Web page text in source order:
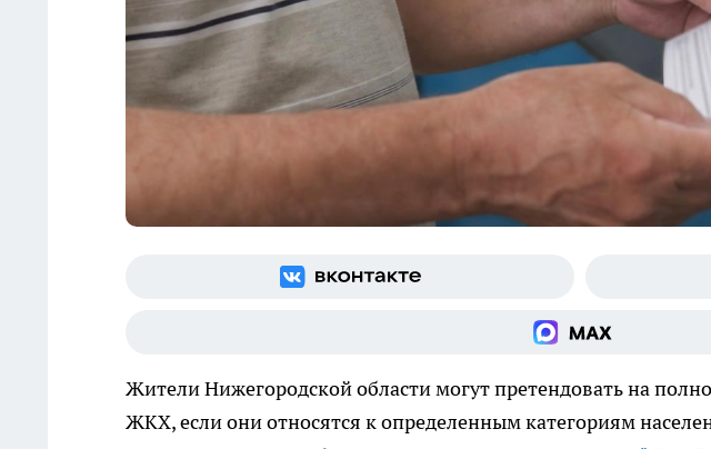
Жители Нижегородской области могут претендовать на
ЖКХ, если они относятся к определенным категориям